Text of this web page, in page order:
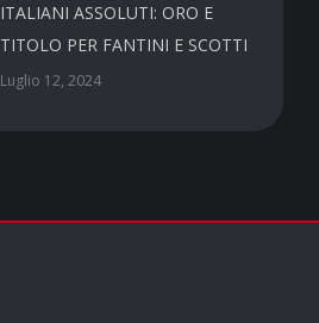
ITALIANI ASSOLUTI: ORO E
TITOLO PER FANTINI E SCOTTI
Luglio 12, 2024